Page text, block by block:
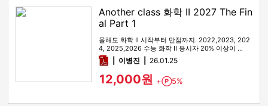
Another class 화학 II 2027 The Fin
al Part 1
올해도 화학 II 시작부터 만점까지. 2022,2023, 202
4, 2025,2026 수능 화학 II 응시자 20% 이상이 …
pdf이병진 26.01.25
12,000원 + Point
5%